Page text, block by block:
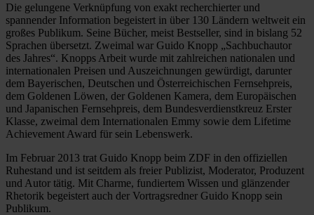
Die gelungene Verknüpfung von exakt recherchierter und
spannender Information begeistert in über 130 Ländern weltweit ein
großes Publikum. Seine Bücher, meist Bestseller, sind in bislang 52
Sprachen übersetzt. Zweimal war Guido Knopp „Sachbuchautor
des Jahres“. Knopps Arbeit wurde mit zahlreichen nationalen und
internationalen Preisen und Auszeichnungen gewürdigt, darunter
dem Bayerischen, Deutschen und Österreichischen Fernsehpreis,
dem Goldenen Löwen, der Goldenen Kamera, dem Europäischen
und Japanischen Fernsehpreis, dem Bundesverdienstkreuz Erster
Klasse, zweimal dem Internationalen Emmy sowie dem Lifetime
Achievement Award für sein Lebenswerk.
Im Februar 2013 trat Guido Knopp beim ZDF in den offiziellen
Ruhestand und ist seitdem als freier Publizist, Moderator, Produzent
und Autor tätig. Mit Charme, fundiertem Wissen und glänzender
Rhetorik begeistert auch der Vortragsredner Guido Knopp sein
Publikum.